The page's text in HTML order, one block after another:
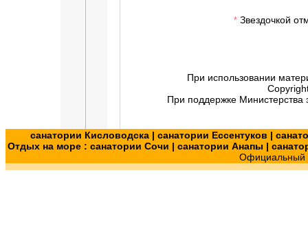
* Звездочкой
При использовании
При поддержке Министерства
санатории Кисловодска| санатории Ессентуков |
Отдых на море : санатории Сочи | санатории Анапы |
Официальный